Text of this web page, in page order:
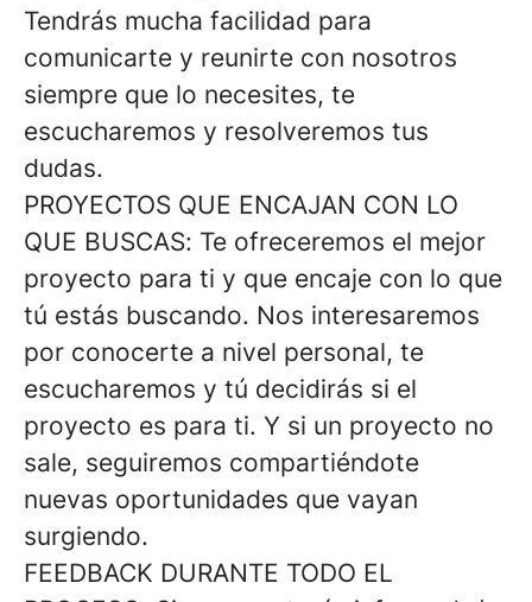
Tendrás mucha facilidad para
comunicarte y reunirte con nosotros
siempre que lo necesites, te
escucharemos y resolveremos tus
dudas.
PROYECTOS QUE ENCAJAN CON LO
QUE BUSCAS: Te ofreceremos el mejor
proyecto para ti y que encaje con lo que
tú estás buscando. Nos interesaremos
por conocerte a nivel personal, te
escucharemos y tú decidirás si el
proyecto es para ti. Y si un proyecto no
sale, seguiremos compartiéndote
nuevas oportunidades que vayan
surgiendo.
FEEDBACK DURANTE TODO EL